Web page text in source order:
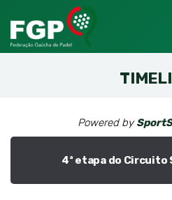
Powered by
4ª etapa do Circuito